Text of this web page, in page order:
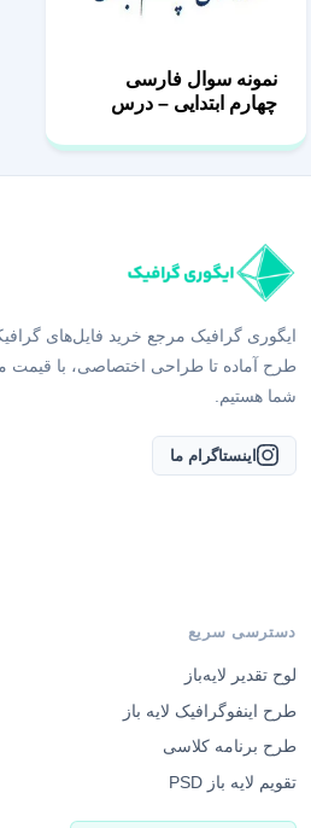
نمونه سوال فارسی
چهارم ابتدایی – درس
ایگوری گرافیک مرجع خرید فایل‌های
طرح آماده تا طراحی اختصاصی، با قیمت
شما هستیم.
اینستاگرام ما
دسترسی سریع
لوح تقدیر لایه‌باز
طرح اینفوگرافیک لایه باز
طرح برنامه کلاسی
تقویم لایه باز PSD